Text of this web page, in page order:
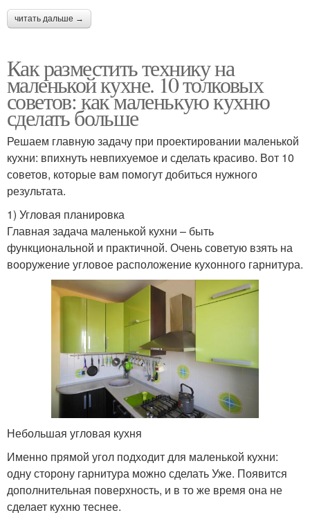
читать дальше →
Как разместить технику на
маленькой кухне. 10 толковых
советов: как маленькую кухню
сделать больше
Решаем главную задачу при проектировании маленькой
кухни: впихнуть невпихуемое и сделать красиво. Вот 10
советов, которые вам помогут добиться нужного
результата.
1) Угловая планировка
Главная задача маленькой кухни – быть
функциональной и практичной. Очень советую взять на
вооружение угловое расположение кухонного гарнитура.
Небольшая угловая кухня
Именно прямой угол подходит для маленькой кухни:
одну сторону гарнитура можно сделать Уже. Появится
дополнительная поверхность, и в то же время она не
сделает кухню теснее.